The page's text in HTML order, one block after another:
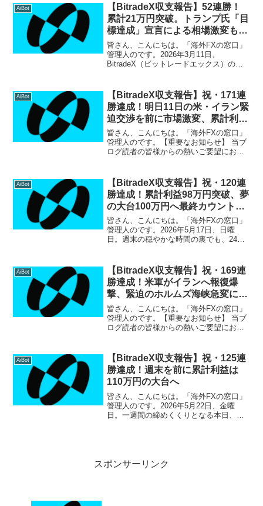
た。しかし、結果は 81連勝 という盤石の
勝利。つ...
AiBot
【BitradeX収支報告】52連勝！
累計21万円突破。トランプ氏「目
標達成」宣言による相場激変もAI
が完全攻略
皆さん、こんにちは。「海外FXの窓口」
管理人のです。2026年3月11日、
BitradeX（ビットレードエックス）の検
「52日間連続プラス収益」 を達成。累計
利益はつ...
AiBot
【BitradeX収支報告】祝・171連
勝達成！明日11日の米・イラン緊
迫交渉を前に市場激変、累計利益
226万円突破で15Kの大台へ！
皆さん、こんにちは。「海外FXの窓口」
管理人のです。【重要なお知らせ】 当ブ
ログ読者の皆様からの熱いご要望にお応
気軽に参加でき、リアルタイムの収支報
告や簡単な情報交...
AiBot
【BitradeX収支報告】祝・120連
勝達成！累計利益98万円突破、夢
の大台100万円へ最終カウントダ
ウン
皆さん、こんにちは。「海外FXの窓口」
管理人のです。2026年5月17日、日曜
日。週末の穏やかな時間の裏でも、24時
な相場環境であっても、感情を挟まずに
淡々...
AiBot
【BitradeX収支報告】祝・169連
勝達成！米軍がイランへ報復爆
撃、緊迫のホルムズ海峡急変によ
る大ボラ相場を制し「累計利益
220万円」を完全突破！
皆さん、こんにちは。「海外FXの窓口」
管理人のです。【重要なお知らせ】 当ブ
ログ読者の皆様からの熱いご要望にお応
気軽に参加でき、リアルタイムの収支報
告や簡単な情報交...
AiBot
【BitradeX収支報告】祝・125連
勝達成！週末を前に累計利益は
110万円の大台へ
皆さん、こんにちは。「海外FXの窓口」
管理人のです。2026年5月22日、金曜
日。一週間の締めくくりとなる本日、私
スポンサーリンク